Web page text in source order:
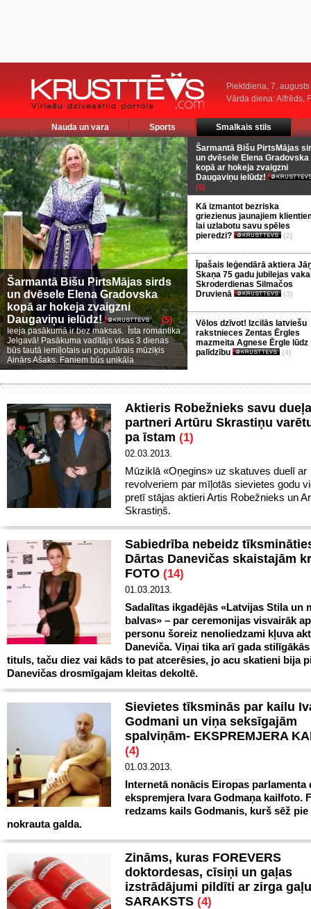
Piektdiena, 7. augusts
Vārda diena: Alfrēds,
Nauda un vara Sports Smalkais stils
Šarmantā Bišu PirtsMājas sirds
un dvēsele Elena Gradovska
kopā ar hokeja zvaigzni
Daugaviņu ielūdz!
(5)
Ieeja pasākumā ir bez maksas. Īsta romantika
Jelgavā! Pasākuma vadītājs visas 3 dienas
būs tautā iemīļotais un populārais mūziķis
Ainārs Ašaks. Faniem būs unikāla
Šarmantā Bišu PirtsMājas
un dvēsele Elena Gradovska
kopā ar hokeja zvaigzni
Daugaviņu ielūdz!
(5)
Kā izmantot bezriska
griezienus jaunajiem
lai uzlabotu savu spēles
pieredzi?
(2)
Īpašais leģendārā aktiera
Skaņa 75 gadu jubilejas
Skroderdienas Silmačos
Druvienā
(3)
Vēlos dzīvot! Izcilās latviešu
rakstnieces Zentas Ērgles
mazmeita Agnese Ērgle lūdz
palīdzību
(4)
Aktieris Robežnieks savu dueļa
partneri Artūru Skrastiņu
pa īstam (1)
02.03.2013.
Mūziklā «Oņegins» uz skatuves duelī ar
revolveriem par mīļotās sievietes godu
pretī stājas aktieri Artis Robežnieks un
Skrastiņš.
Sabiedrība nebeidz
Dārtas Danevičas skaistajām
FOTO (14)
01.03.2013.
Sadalītas ikgadējās «Latvijas Stila un
balvas» – par ceremonijas visvairāk
personu šoreiz nenoliedzami kļuva
Daneviča. Viņai tika arī gada
tituls, taču diez vai kāds to pat atcerēsies, jo acu skatieni bija
Danevičas drosmīgajam kleitas dekoltē.
Sievietes tīksminās par kailu
Godmani un viņa seksīgajām
spalviņām- EKSPREMJERA
(4)
01.03.2013.
Internetā nonācis Eiropas parlamenta
ekspremjera Ivara Godmaņa kailfoto.
redzams kails Godmanis, kurš sēž pie
nokrauta galda.
Zināms, kuras FOREVERS
doktordesas, cīsiņi un gaļas
izstrādājumi pildīti ar zirga
SARAKSTS (4)